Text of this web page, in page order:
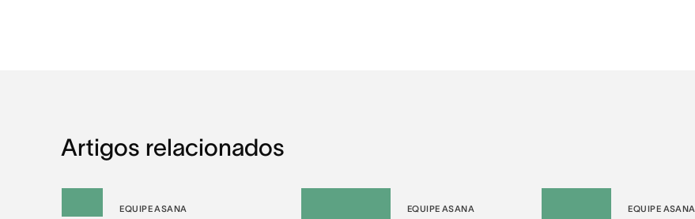
Artigos relacionados
EQUIPE ASANA EQUIPE ASANA EQUIPE ASANA